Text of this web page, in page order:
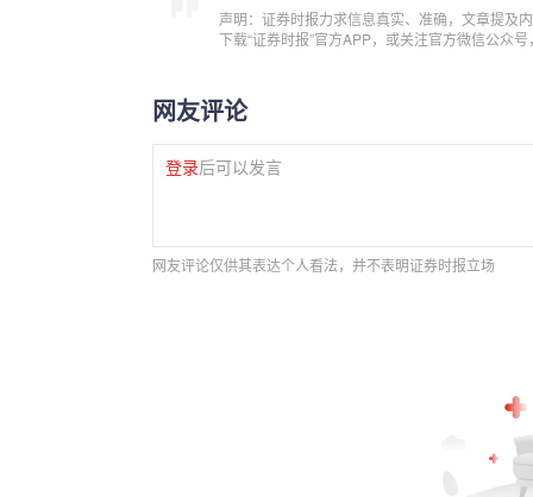
声明：证券时报力求信息真实、准确，文章提及
下载“证券时报”官方APP，或关注官方微信公众
网友评论
登录后可以发言
网友评论仅供其表达个人看法，并不表明证券时报立场